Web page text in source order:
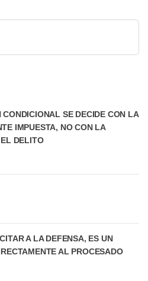
CONDICIONAL SE DECIDE CON LA
IMPUESTA, NO CON LA
EL DELITO
A LA DEFENSA, ES UN
AL PROCESADO